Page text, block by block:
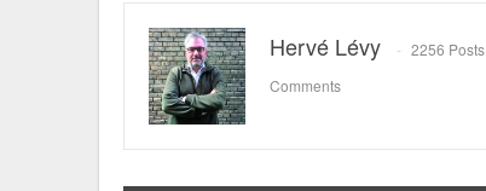
Hervé Lévy 2256 Posts
Comments